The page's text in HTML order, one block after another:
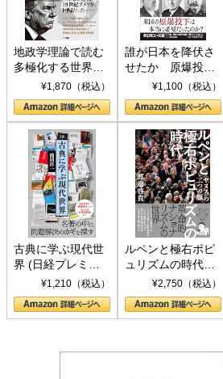
地政学理論で読む
多極化する世界：
トランプとBRICS
の挑戦
¥1,870（税込）
誰が日本を降伏さ
せたか 原爆投
下、ソ連参戦、そ
して聖断 (PHP新
書)
¥1,100（税込）
古典に学ぶ現代世
界 (日経プレミア
シリーズ)¥1,210（税込）
ルペンと極右ポピ
ュリズムの時代：
〈ヤヌス〉の二つ
の顔
¥2,750（税込）